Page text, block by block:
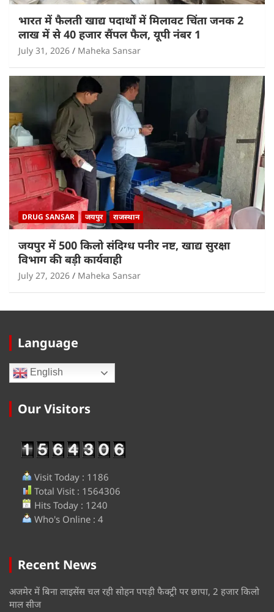
भारत में फैलती खाद्य पदार्थों में मिलावट चिंता जनक 2
लाख में से 40 हजार सैंपल फैल, यूपी नंबर 1
July 31, 2026 Maheka Sansar
DRUG SANSAR जयपुर राजस्थान
जयपुर में 500 किलो संदिग्ध पनीर नष्ट, खाद्य सुरक्षा
विभाग की बड़ी कार्यवाही
July 27, 2026 Maheka Sansar
Language
English
Our Visitors
Visit Today : 1186
Total Visit : 1564306
Hits Today : 1240
Who's Online : 4
Recent News
अजमेर में बिना लाइसेंस चल रही सोहन पपड़ी फैक्ट्री पर छापा, 2 हजार किलो
माल सीज